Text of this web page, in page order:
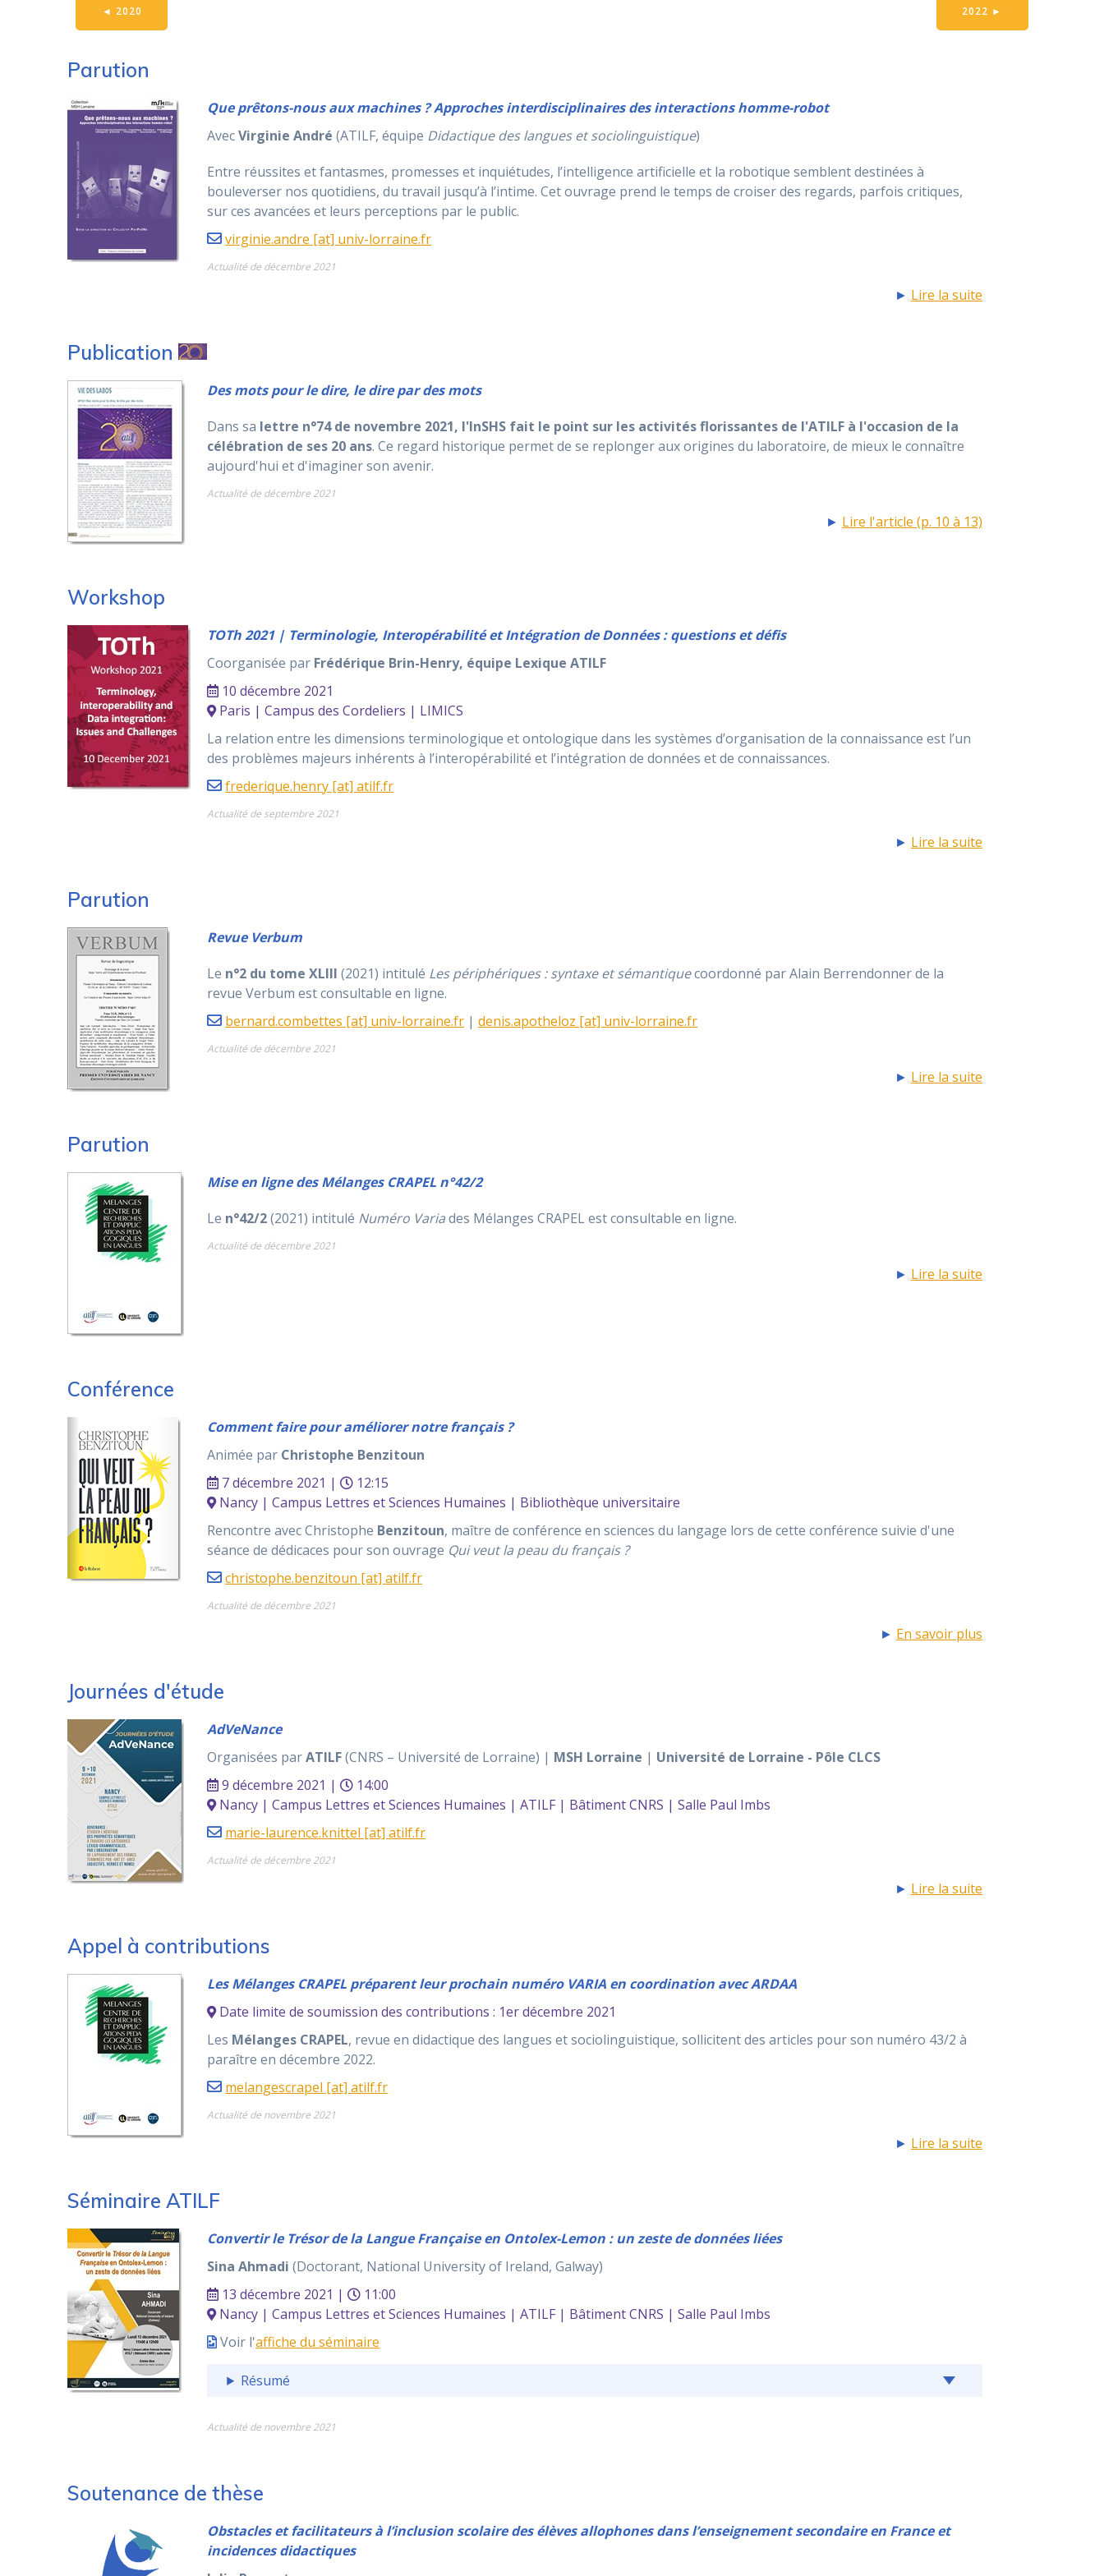
◄ 2020 2022 ►
Parution
Que prêtons-nous aux machines ? Approches interdisciplinaires des interactions homme-robot
AvecVirginie André (ATILF, équipe Didactique des langues et sociolinguistique)
Entre réussites et fantasmes, promesses et inquiétudes, l’intelligence artificielle et la robotique semblent destinées à
bouleverser nos quotidiens, du travail jusqu’à l’intime. Cet ouvrage prend le temps de croiser des regards, parfois critiques,
sur ces avancées et leurs perceptions par le public.
virginie.andre [at] univ-lorraine.fr
Actualité de décembre 2021
► Lire la suite
Publication
Des mots pour le dire, le dire par des mots
Dans sa lettre n°74 de novembre 2021, l'InSHS fait le point sur les activités florissantes de l'ATILF à l'occasion de la
célébration de ses 20 ans. Ce regard historique permet de se replonger aux origines du laboratoire, de mieux le connaître
aujourd'hui et d'imaginer son avenir.
Actualité de décembre 2021
► Lire l'article (p. 10 à 13)
Workshop
TOTh 2021 | Terminologie, Interopérabilité et Intégration de Données : questions et défis
Coorganisée par Frédérique Brin-Henry, équipe Lexique ATILF
10 décembre 2021
Paris | Campus des Cordeliers | LIMICS
La relation entre les dimensions terminologique et ontologique dans les systèmes d’organisation de la connaissance est l’un
des problèmes majeurs inhérents à l’interopérabilité et l’intégration de données et de connaissances.
frederique.henry [at] atilf.fr
Actualité de septembre 2021
► Lire la suite
Parution
Revue Verbum
Le n°2 du tome XLIII (2021) intitulé Les périphériques : syntaxe et sémantiquecoordonné par Alain Berrendonner de la
revue Verbum est consultable en ligne.
bernard.combettes [at] univ-lorraine.fr |denis.apotheloz [at] univ-lorraine.fr
Actualité de décembre 2021
► Lire la suite
Parution
Mise en ligne des Mélanges CRAPEL n°42/2
Le n°42/2(2021) intitulé Numéro Variades Mélanges CRAPEL est consultable en ligne.
Actualité de décembre 2021
► Lire la suite
Conférence
Comment faire pour améliorer notre français ?
Animée par Christophe Benzitoun
7 décembre 2021 |
12:15
Nancy | Campus Lettres et Sciences Humaines | Bibliothèque universitaire
Rencontre avec Christophe Benzitoun, maître de conférence en sciences du langage lors de cette conférence suivie d'une
séance de dédicaces pour son ouvrage Qui veut la peau du français ?
christophe.benzitoun [at] atilf.fr
Actualité de décembre 2021
► En savoir plus
Journées d'étude
AdVeNance
Organisées parATILF(CNRS – Université de Lorraine) | MSH Lorraine | Université de Lorraine - Pôle CLCS
9 décembre 2021 |
14:00
Nancy | Campus Lettres et Sciences Humaines | ATILF | Bâtiment CNRS | Salle Paul Imbs
marie-laurence.knittel [at] atilf.fr
Actualité de décembre 2021
► Lire la suite
Appel à contributions
Les Mélanges CRAPEL préparent leur prochain numéro VARIA en coordination avec ARDAA
Date limite de soumission des contributions : 1er décembre 2021
Les Mélanges CRAPEL, revue en didactique des langues et sociolinguistique, sollicitent des articles pour son numéro 43/2 à
paraître en décembre 2022.
melangescrapel [at] atilf.fr
Actualité de novembre 2021
► Lire la suite
Séminaire ATILF
Convertir le Trésor de la Langue Française en Ontolex-Lemon : un zeste de données liées
Sina Ahmadi (Doctorant, National University of Ireland, Galway)
13 décembre 2021 |
11:00
Nancy | Campus Lettres et Sciences Humaines | ATILF | Bâtiment CNRS | Salle Paul Imbs
Voir l'affiche du séminaire
Résumé
Actualité de novembre 2021
Soutenance de thèse
Obstacles et facilitateurs à l’inclusion scolaire des élèves allophones dans l’enseignement secondaire en France et
incidences didactiques